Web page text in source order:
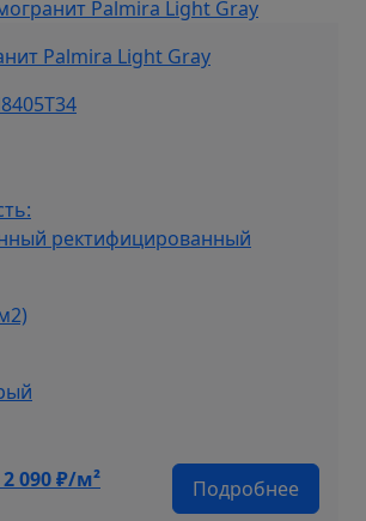
2
720 ₽/
090 ₽/
м².
Palmira Light Gray
ректифицированный
Подробнее
Первоначальная
2 090₽/м²Текущая